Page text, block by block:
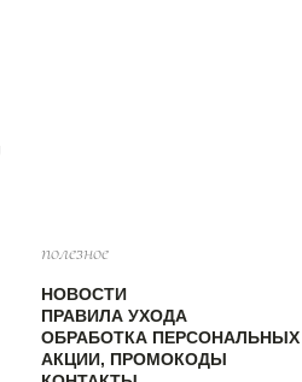
полезное
НОВОСТИ
ПРАВИЛА УХОДА
ОБРАБОТКА
АКЦИИ, ПРОМОКОДЫ